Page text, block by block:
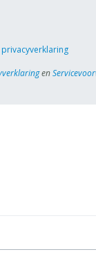
privacyverklaring
en